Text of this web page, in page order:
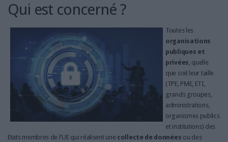
Qui est concerné ?
Toutes les
organisations
publiques et
privées, quelle
que soit leur taille
(TPE, PME, ETI,
grands groupes,
administrations,
organismes publics
et institutions) des
Etats membres de l'UE qui réalisent une collecte de données ou des